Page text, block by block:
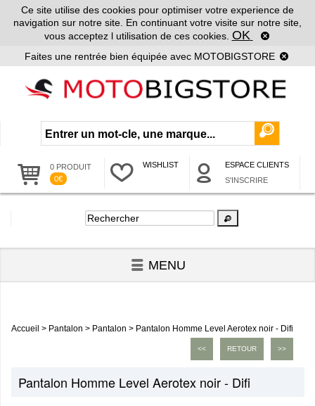
Ce site utilise des cookies pour optimiser votre experience de
navigation sur notre site. En continuant votre visite sur notre site,
vous acceptez l utilisation de ces cookies. OK
Faites une rentrée bien équipée avec MOTOBIGSTORE
0 PRODUIT
0€
WISHLIST
ESPACE CLIENTS
S'INSCRIRE
MENU
Accueil > Pantalon > Pantalon > Pantalon Homme Level Aerotex noir - Difi
>>
RETOUR
<<
Pantalon Homme Level Aerotex noir - Difi